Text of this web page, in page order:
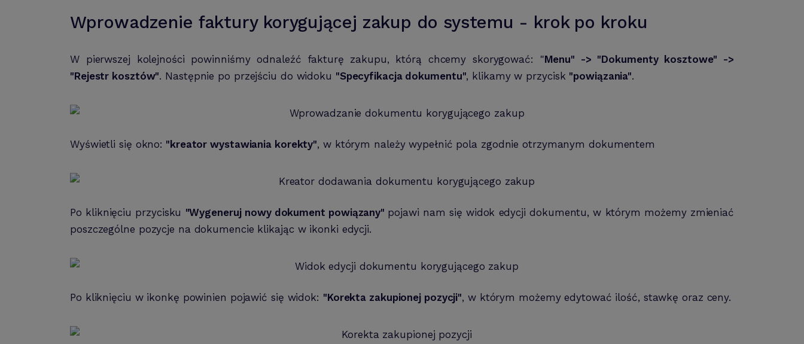
Wprowadzenie faktury korygującej zakup do systemu - krok po kroku
W pierwszej kolejności powinniśmy odnaleźć fakturę zakupu, którą chcemy skorygować: "Menu" -> "Dokumenty kosztowe" ->
"Rejestr kosztów". Następnie po przejściu do widoku "Specyfikacja dokumentu", klikamy w przycisk "powiązania".
Wyświetli się okno: "kreator wystawiania korekty", w którym należy wypełnić pola zgodnie otrzymanym dokumentem
Po kliknięciu przycisku "Wygeneruj nowy dokument powiązany" pojawi nam się widok edycji dokumentu, w którym możemy zmieniać
poszczególne pozycje na dokumencie klikając w ikonki edycji.
Po kliknięciu w ikonkę powinien pojawić się widok: "Korekta zakupionej pozycji", w którym możemy edytować ilość, stawkę oraz ceny.